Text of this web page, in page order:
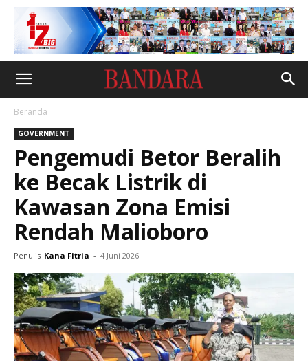
Beranda
GOVERNMENT
Pengemudi Betor Beralih
ke Becak Listrik di
Kawasan Zona Emisi
Rendah Malioboro
Penulis Kana Fitria - 4 Juni 2026